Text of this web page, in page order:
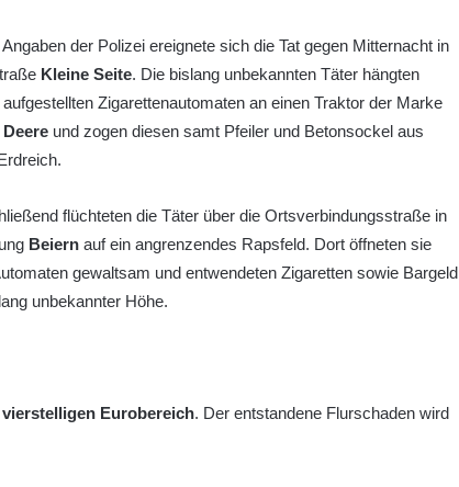
der Polizei ereignete sich die Tat gegen Mitternacht in
Kleine Seite. Die bislang unbekannten Täter hängten
aufgestellten Zigarettenautomaten an einen Traktor der Marke
und zogen diesen samt Pfeiler und Betonsockel aus
flüchteten die Täter über die Ortsverbindungsstraße in
Beiern auf ein angrenzendes Rapsfeld. Dort öffneten sie
gewaltsam und entwendeten Zigaretten sowie Bargeld
unbekannter Höhe.
Eurobereich. Der entstandene Flurschaden wird